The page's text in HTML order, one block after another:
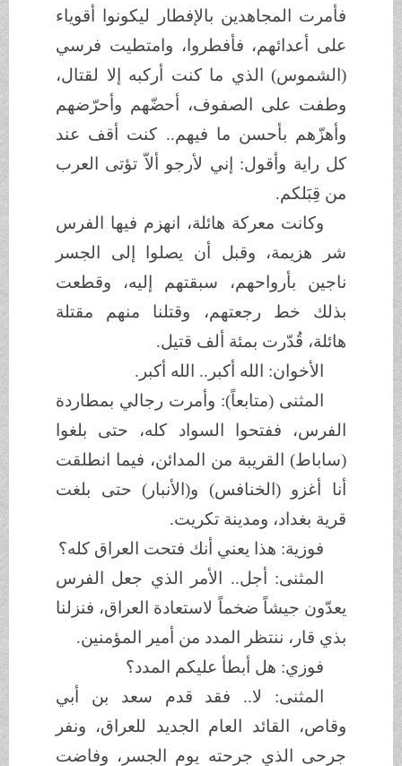
فأمرت المجاهدين بالإفطار ليكونوا أقوياء
على أعدائهم، فأفطروا، وامتطيت فرسي
(الشموس) الذي ما كنت أركبه إلا لقتال،
وطفت على الصفوف، أحضّهم وأحرّضهم
وأهزّهم بأحسن ما فيهم.. كنت أقف عند
كل راية وأقول: إني لأرجو ألاّ تؤتى العرب
من قِبَلكم.
وكانت معركة هائلة، انهزم فيها الفرس
شر هزيمة، وقبل أن يصلوا إلى الجسر
ناجين بأرواحهم، سبقتهم إليه، وقطعت
بذلك خط رجعتهم، وقتلنا منهم مقتلة
هائلة، قُدّرت بمئة ألف قتيل.
الأخوان: الله أكبر.. الله أكبر.
المثنى (متابعاً): وأمرت رجالي بمطاردة
الفرس، ففتحوا السواد كله، حتى بلغوا
(ساباط) القريبة من المدائن، فيما انطلقت
أنا أغزو (الخنافس) و(الأنبار) حتى بلغت
قرية بغداد، ومدينة تكريت.
فوزية: هذا يعني أنك فتحت العراق كله؟
المثنى: أجل.. الأمر الذي جعل الفرس
يعدّون جيشاً ضخماً لاستعادة العراق، فنزلنا
بذي قار، ننتظر المدد من أمير المؤمنين.
فوزي: هل أبطأ عليكم المدد؟
المثنى: لا.. فقد قدم سعد بن أبي
وقاص، القائد العام الجديد للعراق، ونفر
جرحى الذي جرحته يوم الجسر، وفاضت